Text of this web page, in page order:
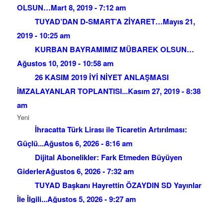
OLSUN…Mart 8, 2019 - 7:12 am
TUYAD’DAN D-SMART’A ZİYARET…Mayıs 21,
2019 - 10:25 am
KURBAN BAYRAMIMIZ MÜBAREK OLSUN…
Ağustos 10, 2019 - 10:58 am
26 KASIM 2019 İYİ NİYET ANLAŞMASI
İMZALAYANLAR TOPLANTISI...Kasım 27, 2019 - 8:38
am
Yeni
İhracatta Türk Lirası ile Ticaretin Artırılması:
Güçlü...Ağustos 6, 2026 - 8:16 am
Dijital Abonelikler: Fark Etmeden Büyüyen
GiderlerAğustos 6, 2026 - 7:32 am
TUYAD Başkanı Hayrettin ÖZAYDIN SD Yayınlar
İle İlgili...Ağustos 5, 2026 - 9:27 am